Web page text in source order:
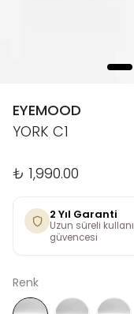
EYEMOOD
YORK C1
₺ 1,990.00
2 Yıl Garanti
Uzun süreli
güvencesi
Renk